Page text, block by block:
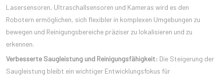
Lasersensoren, Ultraschallsensoren und Kameras wird es den
Robotern ermöglichen, sich flexibler in komplexen Umgebungen zu
bewegen und Reinigungsbereiche präziser zu lokalisieren und zu
erkennen.
Verbesserte Saugleistung und Reinigungsfähigkeit: Die Steigerung der
Saugleistung bleibt ein wichtiger Entwicklungsfokus für